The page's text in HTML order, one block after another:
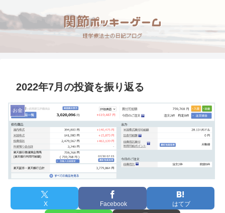
2022年7月の投資を振り返る
お金
X Facebook はてブ